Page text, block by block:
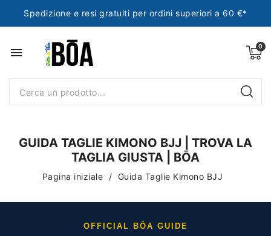
Spedizione e resi gratuiti per ordini superiori a 60 €*
menu
GUIDA TAGLIE KIMONO BJJ | TROVA LA
TAGLIA GIUSTA | BŌA
Pagina iniziale Guida Taglie Kimono BJJ
OFFICIAL BŌA GUIDE